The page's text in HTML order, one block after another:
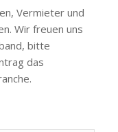
Vermieter und
Wir freuen uns
bitte
das